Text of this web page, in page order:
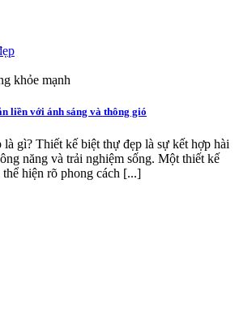
khỏe mạnh
liền với ánh sáng và thông gió
gì? Thiết kế biệt thự đẹp là sự kết hợp hài
năng và trải nghiệm sống. Một thiết kế
hiện rõ phong cách [...]